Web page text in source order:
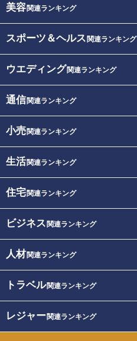
美容関連ランキング
スポーツ＆ヘルス 関連ランキング
ウエディング関連ランキング
通信関連ランキング
小売関連ランキング
生活関連ランキング
住宅関連ランキング
ビジネス 関連ランキング
人材関連ランキング
トラベル関連ランキング
レジャー関連ランキング